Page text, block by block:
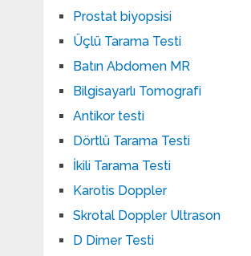
Prostat biyopsisi
Üçlü Tarama Testi
Batın Abdomen MR
Bilgisayarlı Tomografi
Antikor testi
Dörtlü Tarama Testi
İkili Tarama Testi
Karotis Doppler
Skrotal Doppler Ultrason​
D Dimer Testi